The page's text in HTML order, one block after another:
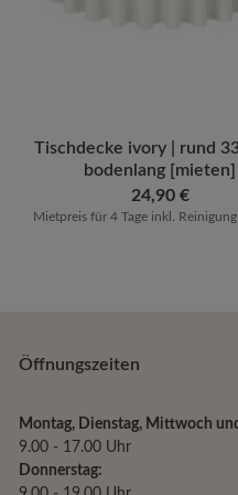
Schaltflächen
Wert ein
Produkt Anzahl:
Tischdecke ivory | rund
bodenlang [mieten]
Regulärer Preis:
24,90 €
Mietpreis für 4 Tage inkl.
Öffnungszeiten
Montag, Dienstag, Mittwoch
9.00 - 17.00 Uhr
Donnerstag: